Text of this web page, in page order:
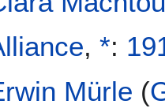
,*:
Mürle (